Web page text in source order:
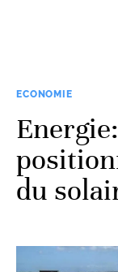
ECONOMIE
du